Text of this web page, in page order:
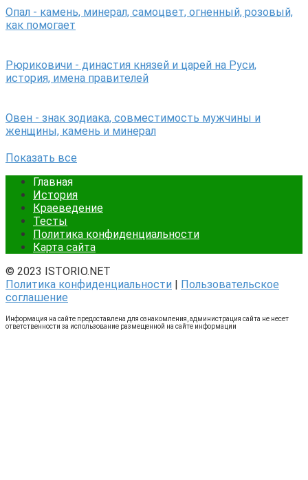
Опал - камень, минерал, самоцвет, огненный, розовый,
как помогает
Рюриковичи - династия князей и царей на Руси,
история, имена правителей
Овен - знак зодиака, совместимость мужчины и
женщины, камень и минерал
Показать все
Главная
История
Краеведение
Тесты
Политика конфиденциальности
Карта сайта
© 2023 ISTORIO.NET
Политика конфиденциальности | Пользовательское
соглашение
Информация на сайте предоставлена для ознакомления, администрация сайта не несет
ответственности за использование размещенной на сайте информации